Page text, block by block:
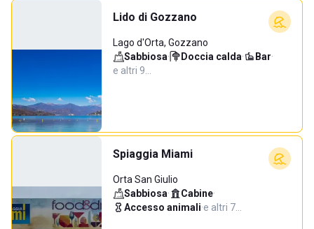
Lido di Gozzano
Lago d'Orta, Gozzano
Sabbiosa· Doccia calda· Bar·
e altri 9…
Spiaggia Miami
Orta San Giulio
Sabbiosa· Cabine·
Accesso animali·e altri 7…